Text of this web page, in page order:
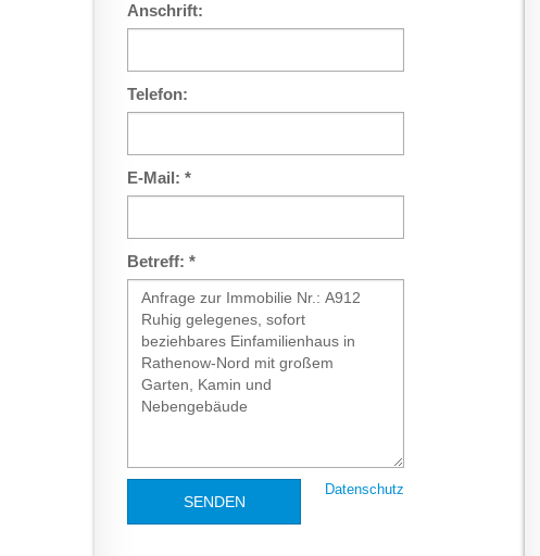
Anschrift:
Telefon:
E-Mail: *
Betreff: *
SENDEN
Datenschutz